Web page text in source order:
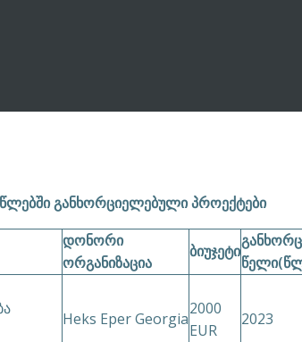
განხორციელებული პროექტები
დონორი
ორგანიზაცია
ბიუჯეტი
Heks Eper Georgia
2000
EUR
2023